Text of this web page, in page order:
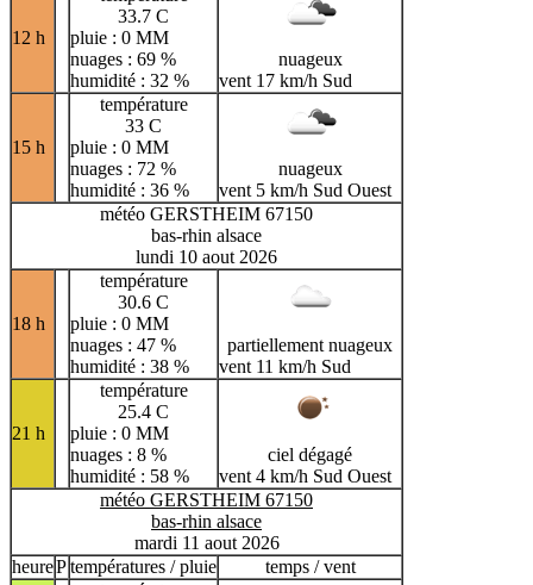
12 h
33.7 C
pluie : 0 MM
nuages : 69 %
humidité : 32 %
nuageux
vent 17 km/h Sud
15 h
température
33 C
pluie : 0 MM
nuages : 72 %
humidité : 36 %
nuageux
vent 5 km/h Sud Ouest
météo GERSTHEIM 67150
bas-rhin alsace
lundi 10 aout 2026
18 h
température
30.6 C
pluie : 0 MM
nuages : 47 %
humidité : 38 %
partiellement nuageux
vent 11 km/h Sud
21 h
température
25.4 C
pluie : 0 MM
nuages : 8 %
humidité : 58 %
ciel dégagé
vent 4 km/h Sud Ouest
météo GERSTHEIM 67150
bas-rhin alsace
mardi 11 aout 2026
heurePtempératures / pluie temps / vent